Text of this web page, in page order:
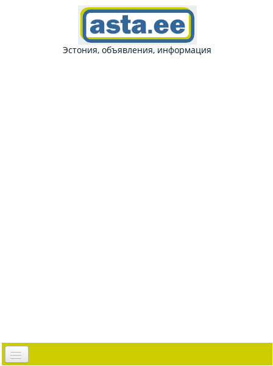
Эстония, объявления, информация